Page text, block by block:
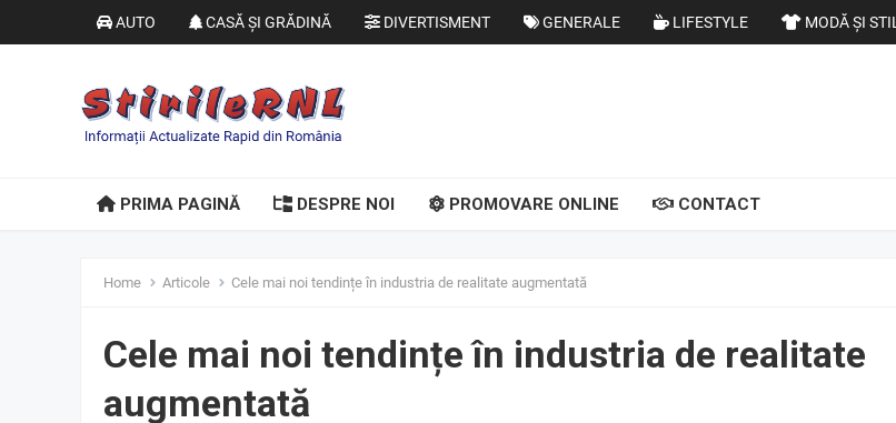
AUTO CASĂ ȘI GRĂDINĂ DIVERTISMENT GENERALE LIFESTYLE MODĂ ȘI STIL
PRIMA PAGINĂ DESPRE NOI PROMOVARE ONLINE CONTACT
Home Articole Cele mai noi tendințe în industria de realitate augmentată
Cele mai noi tendințe în industria de realitate
augmentată